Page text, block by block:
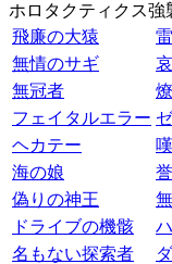
ホロタクティクス強
飛廉の大猿
無情のサギ
無冠者
フェイタルエラー
ヘカテー
海の娘
偽りの神王
ドライブの機骸
名もない探索者